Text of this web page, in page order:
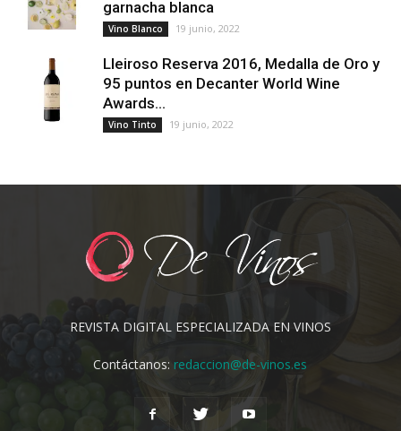
garnacha blanca
Vino Blanco 19 junio, 2022
Lleiroso Reserva 2016, Medalla de Oro y
95 puntos en Decanter World Wine
Awards...
Vino Tinto 19 junio, 2022
REVISTA DIGITAL ESPECIALIZADA EN VINOS
Contáctanos:redaccion@de-vinos.es